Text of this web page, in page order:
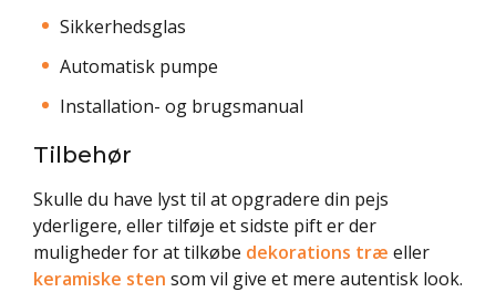
Sikkerhedsglas
Automatisk pumpe
Installation- og brugsmanual
Tilbehør
Skulle du have lyst til at opgradere din pejs
yderligere, eller tilføje et sidste pift er der
muligheder for at tilkøbe dekorations træ eller
keramiske sten som vil give et mere autentisk look.